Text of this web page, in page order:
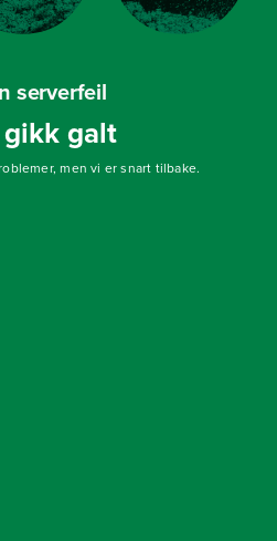
serverfeil
galt
men vi er snart tilbake.